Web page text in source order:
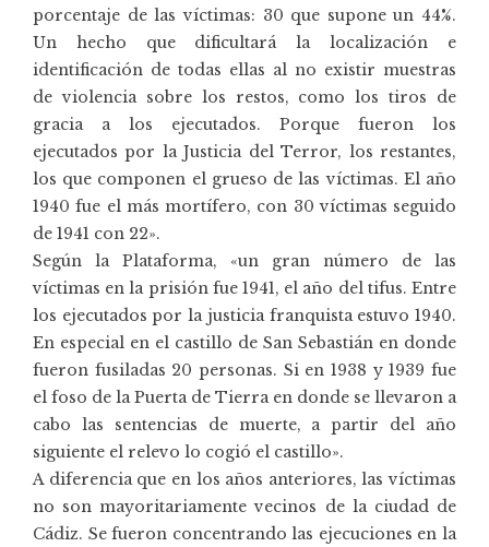
porcentaje de las víctimas: 30 que supone un 44%.
Un hecho que dificultará la localización e
identificación de todas ellas al no existir muestras
de violencia sobre los restos, como los tiros de
gracia a los ejecutados. Porque fueron los
ejecutados por la Justicia del Terror, los restantes,
los que componen el grueso de las víctimas. El año
1940 fue el más mortífero, con 30 víctimas seguido
de 1941 con 22».
Según la Plataforma, «un gran número de las
víctimas en la prisión fue 1941, el año del tifus. Entre
los ejecutados por la justicia franquista estuvo 1940.
En especial en el castillo de San Sebastián en donde
fueron fusiladas 20 personas. Si en 1938 y 1939 fue
el foso de la Puerta de Tierra en donde se llevaron a
cabo las sentencias de muerte, a partir del año
siguiente el relevo lo cogió el castillo».
A diferencia que en los años anteriores, las víctimas
no son mayoritariamente vecinos de la ciudad de
Cádiz. Se fueron concentrando las ejecuciones en la